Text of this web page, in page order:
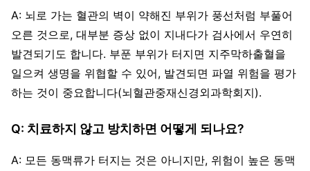
A: 뇌로 가는 혈관의 벽이 약해진 부위가 풍선처럼 부풀어
오른 것으로, 대부분 증상 없이 지내다가 검사에서 우연히
발견되기도 합니다. 부푼 부위가 터지면 지주막하출혈을
일으켜 생명을 위협할 수 있어, 발견되면 파열 위험을 평가
하는 것이 중요합니다(뇌혈관중재신경외과학회지).
Q: 치료하지 않고 방치하면 어떻게 되나요?
A: 모든 동맥류가 터지는 것은 아니지만, 위험이 높은 동맥